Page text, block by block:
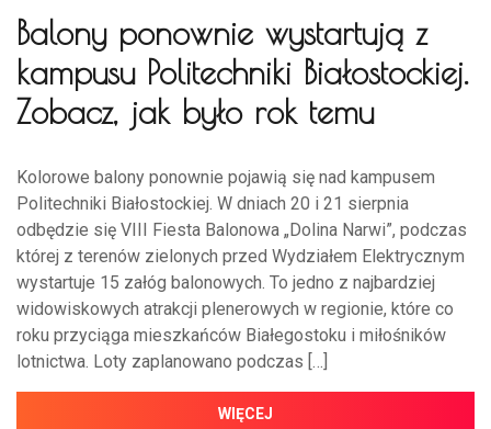
Balony ponownie wystartują z
kampusu Politechniki Białostockiej.
Zobacz, jak było rok temu
Kolorowe balony ponownie pojawią się nad kampusem
Politechniki Białostockiej. W dniach 20 i 21 sierpnia
odbędzie się VIII Fiesta Balonowa „Dolina Narwi”, podczas
której z terenów zielonych przed Wydziałem Elektrycznym
wystartuje 15 załóg balonowych. To jedno z najbardziej
widowiskowych atrakcji plenerowych w regionie, które co
roku przyciąga mieszkańców Białegostoku i miłośników
lotnictwa. Loty zaplanowano podczas […]
WIĘCEJ